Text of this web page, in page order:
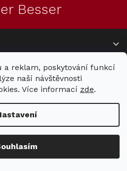
a reklam, poskytování funkcí
naší návštěvnosti
Více informací zde.
Besser
Miele
Center